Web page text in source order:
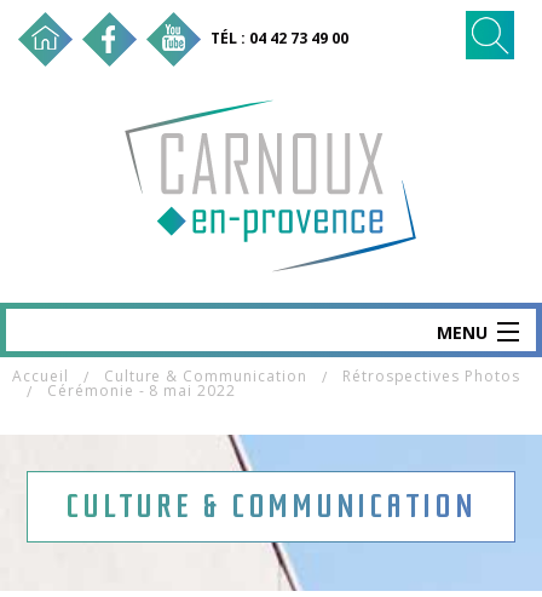
TÉL : 04 42 73 49 00
MENU
CARNOUX
MAIRIE & SERVICES
CULTURE & COMMUNICATION
Accueil Culture & Communication Rétrospectives Photos
Cérémonie - 8 mai 2022
CULTURE & COMMUNICATION